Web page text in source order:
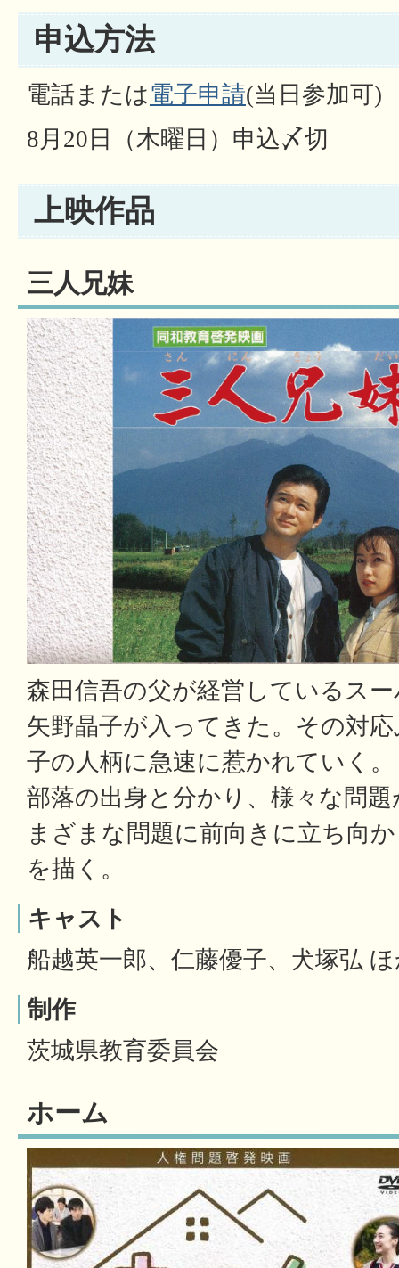
申込方法
電話または電子申請(当日参加可)
8月20日（木曜日）申込〆切
上映作品
三人兄妹
森田信吾の父が経営しているス
矢野晶子が入ってきた。その対
子の人柄に急速に惹かれていく
部落の出身と分かり、様々な問
まざまな問題に前向きに立ち向
を描く。
キャスト
船越英一郎、仁藤優子、犬塚弘
制作
茨城県教育委員会
ホーム